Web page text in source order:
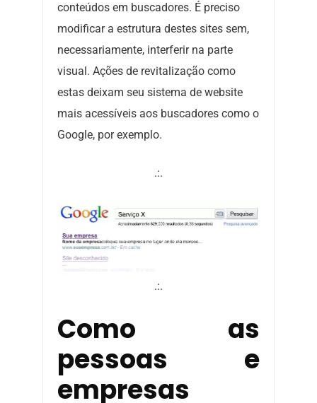
conteúdos em buscadores. É preciso
modificar a estrutura destes sites sem,
necessariamente, interferir na parte
visual. Ações de revitalização como
estas deixam seu sistema de website
mais acessíveis aos buscadores como o
Google, por exemplo.
.:.
.:.
Como as
pessoas e
empresas